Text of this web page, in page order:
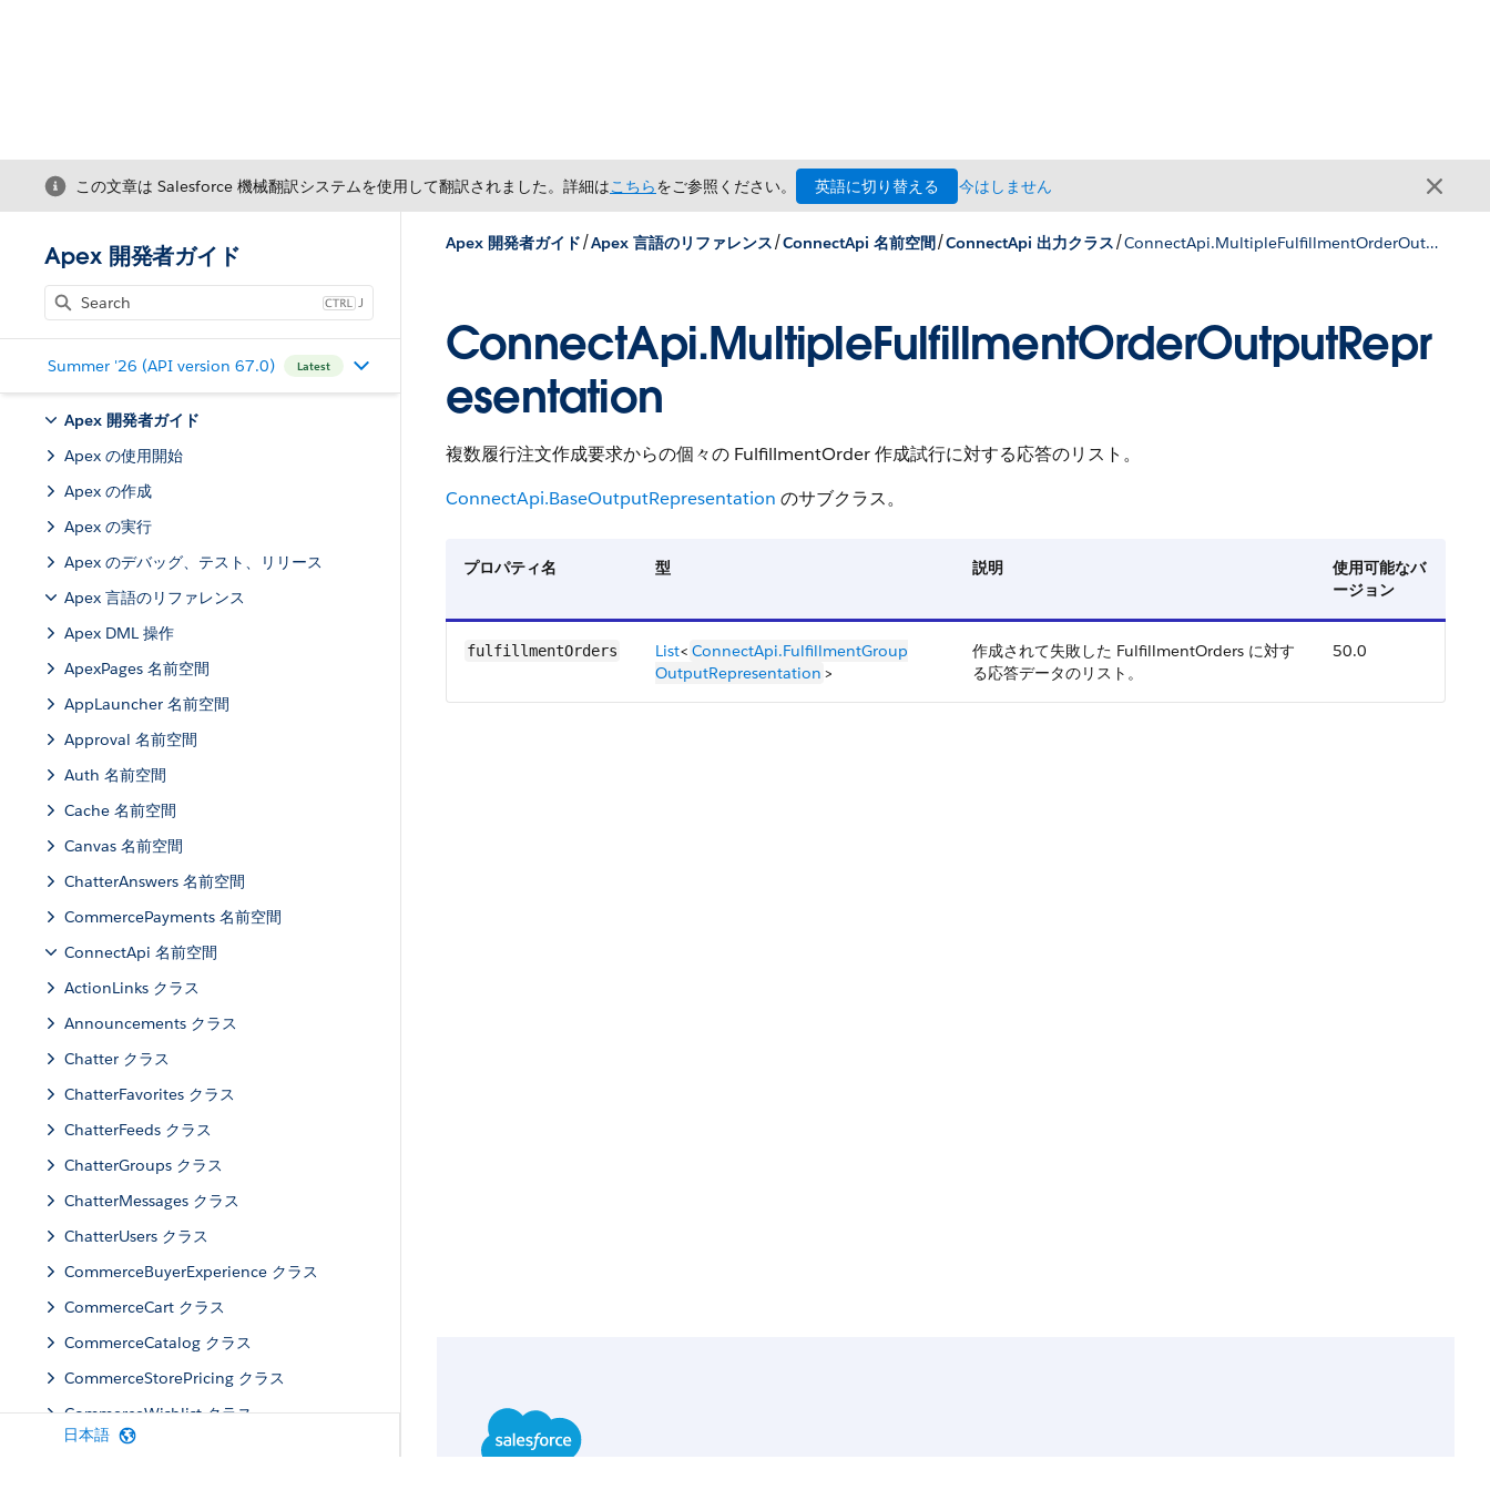
この文章は Salesforce 機械翻訳システムを使用して翻訳されました。詳細はこちらをご参照ください。 英語に切り替える 今はしません
Apex 開発者ガイド
J
Summer '26 (API version 67.0) Latest
Apex 開発者ガイド
Apex の使用開始
Apex の作成
Apex の実行
Apex のデバッグ、テスト、リリース
Apex 言語のリファレンス
Apex DML 操作
ApexPages 名前空間
AppLauncher 名前空間
Approval 名前空間
Auth 名前空間
Cache 名前空間
Canvas 名前空間
ChatterAnswers 名前空間
CommercePayments 名前空間
ConnectApi 名前空間
ActionLinks クラス
Announcements クラス
Chatter クラス
ChatterFavorites クラス
ChatterFeeds クラス
ChatterGroups クラス
ChatterMessages クラス
ChatterUsers クラス
CommerceBuyerExperience クラス
CommerceCart クラス
CommerceCatalog クラス
CommerceStorePricing クラス
CommerceWishlist クラス
Communities クラス
日本語
Apex 開発者ガイド/Apex 言語のリファレンス/ConnectApi 名前空間/ConnectApi 出力クラス/ ConnectApi.MultipleFulfillmentOrderOutputRepresentation
ConnectApi.MultipleFulfillmentOrderOutputRepr
esentation
複数履行注文作成要求からの個々の FulfillmentOrder 作成試行に対する応答のリスト。
ConnectApi.BaseOutputRepresentation のサブクラス。
プロパティ名 型 説明
使用可能なバ
ージョン
fulfillmentOrders List< ConnectApi.​FulfillmentGroup​
OutputRepresentation >
作成されて失敗した FulfillmentOrders に対す
る応答データのリスト。
50.0